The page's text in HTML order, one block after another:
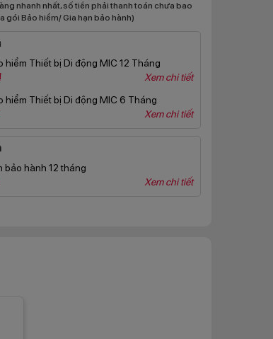
nhanh nhất, số tiền phải thanh toán chưa bao
gói Bảo hiểm/ Gia hạn bảo hành)
hiểm Thiết bị Di động MIC 12 Tháng
Xem chi tiết
hiểm Thiết bị Di động MIC 6 Tháng
Xem chi tiết
bảo hành 12 tháng
Xem chi tiết